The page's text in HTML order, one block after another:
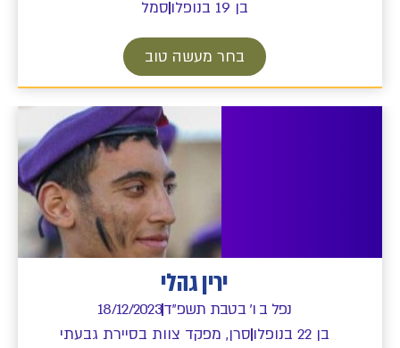
בן 19 בנופלו
סמל
בחר מעשה טוב
ירין גהלי
נפל ב ו' בטבת תשפ"ד18/12/2023
בן 22 בנופלו
סרן, מפקד צוות בסיירת גבעתי